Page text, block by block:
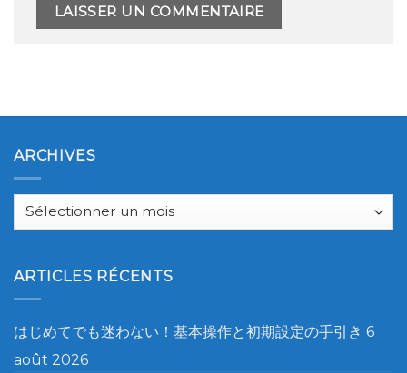
ARCHIVES
Archives
ARTICLES RÉCENTS
はじめてでも迷わない！基本操作と初期設定の手引き 6
août 2026